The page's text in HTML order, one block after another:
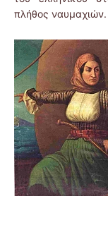
πλήθος ναυμαχιών.